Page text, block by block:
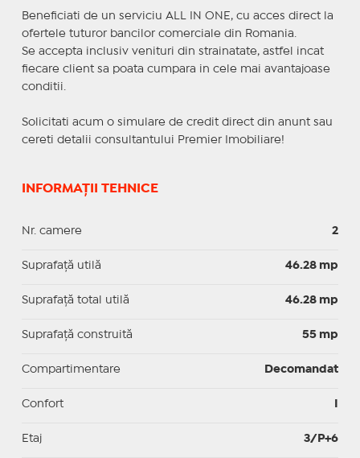
Beneficiati de un serviciu ALL IN ONE, cu acces direct la
ofertele tuturor bancilor comerciale din Romania.
Se accepta inclusiv venituri din strainatate, astfel incat
fiecare client sa poata cumpara in cele mai avantajoase
conditii.
Solicitati acum o simulare de credit direct din anunt sau
cereti detalii consultantului Premier Imobiliare!
INFORMAȚII TEHNICE
Nr. camere 2
Suprafaţă utilă 46.28 mp
Suprafaţă total utilă 46.28 mp
Suprafaţă construită 55 mp
Compartimentare Decomandat
Confort
Etaj 3/P+6